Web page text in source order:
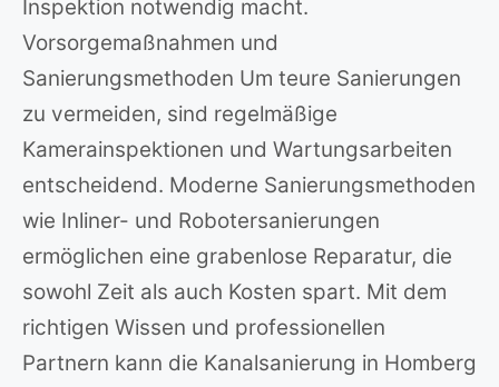
Inspektion notwendig macht.
Vorsorgemaßnahmen und
Sanierungsmethoden Um teure Sanierungen
zu vermeiden, sind regelmäßige
Kamerainspektionen und Wartungsarbeiten
entscheidend. Moderne Sanierungsmethoden
wie Inliner- und Robotersanierungen
ermöglichen eine grabenlose Reparatur, die
sowohl Zeit als auch Kosten spart. Mit dem
richtigen Wissen und professionellen
Partnern kann die Kanalsanierung in Homberg